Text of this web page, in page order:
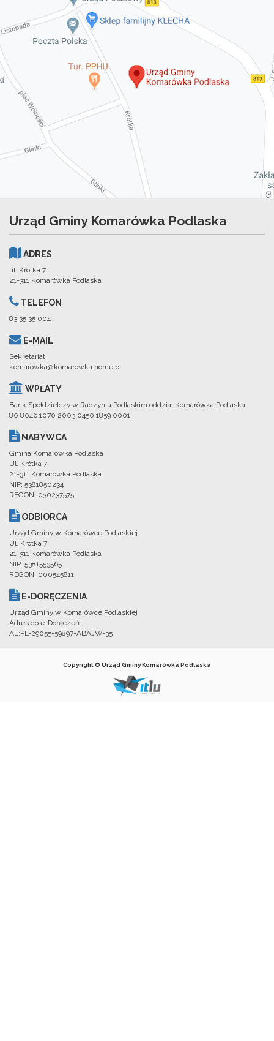
Urząd Gminy Komarówka Podlaska
ADRES
ul. Krótka 7
21-311 Komarówka Podlaska
TELEFON
83 35 35 004
E-MAIL
Sekretariat:
komarowka@komarowka.home.pl
WPŁATY
Bank Spółdzielczy w Radzyniu Podlaskim oddział Komarówka Podlaska
80 8046 1070 2003 0450 1859 0001
NABYWCA
Gmina Komarówka Podlaska
Ul. Krótka 7
21-311 Komarówka Podlaska
NIP: 5381850234
REGON: 030237575
ODBIORCA
Urząd Gminy w Komarówce Podlaskiej
Ul. Krótka 7
21-311 Komarówka Podlaska
NIP: 5381553565
REGON: 000545811
E-DORĘCZENIA
Urząd Gminy w Komarówce Podlaskiej
Adres do e-Doręczeń:
AE:PL-29055-59897-ABAJW-35
Copyright © Urząd Gminy Komarówka Podlaska